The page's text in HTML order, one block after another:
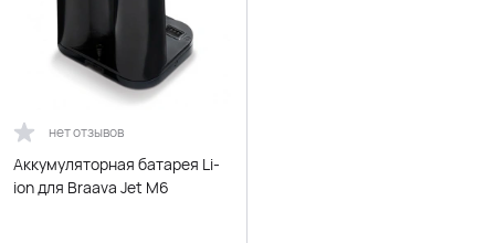
нет отзывов
Аккумуляторная батарея Li-
ion для Braava Jet M6